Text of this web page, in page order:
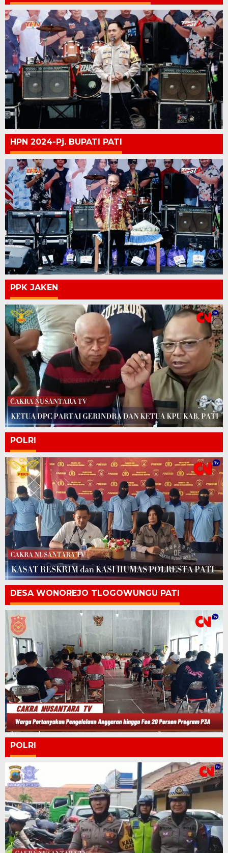
HPN 2024-Pj. BUPATI PATI
PPK JAKEN
POLRI
DESA WONOREJO TLOGOWUNGU PATI
POLRI